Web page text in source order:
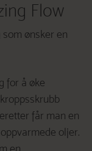
Flow
ønsker en
for å øke
får man en
oljer.